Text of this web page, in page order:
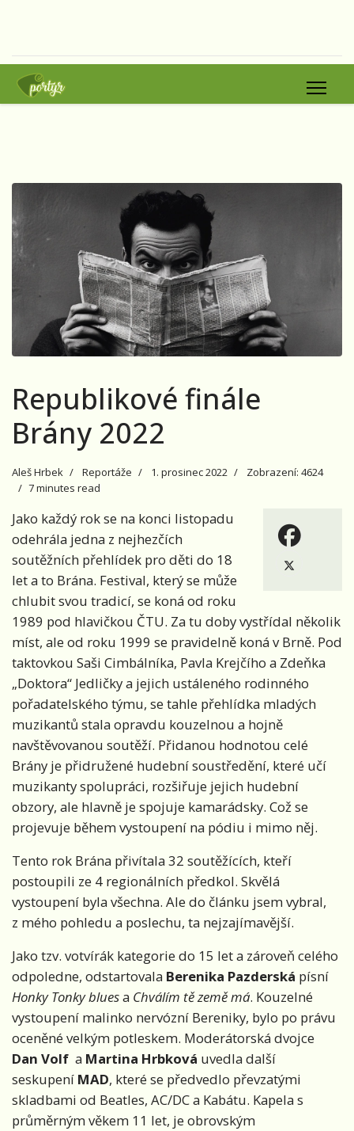
Republikové finále
Brány 2022
Aleš Hrbek Reportáže 1. prosinec 2022
Zobrazení: 4624
7 minutes read
Jako každý rok se na konci listopadu
odehrála jedna z nejhezčích
soutěžních přehlídek pro děti do 18
let a to Brána. Festival, který se může
chlubit svou tradicí, se koná od roku
1989 pod hlavičkou ČTU. Za tu doby vystřídal několik
míst, ale od roku 1999 se pravidelně koná v Brně. Pod
taktovkou Saši Cimbálníka, Pavla Krejčího a Zdeňka
„Doktora“ Jedličky a jejich ustáleného rodinného
pořadatelského týmu, se tahle přehlídka mladých
muzikantů stala opravdu kouzelnou a hojně
navštěvovanou soutěží. Přidanou hodnotou celé
Brány je přidružené hudební soustředění, které učí
muzikanty spolupráci, rozšiřuje jejich hudební
obzory, ale hlavně je spojuje kamarádsky. Což se
projevuje během vystoupení na pódiu i mimo něj.
Tento rok Brána přivítala 32 soutěžících, kteří
postoupili ze 4 regionálních předkol. Skvělá
vystoupení byla všechna. Ale do článku jsem vybral,
z mého pohledu a poslechu, ta nejzajímavější.
Jako tzv. votvírák kategorie do 15 let a zároveň celého
odpoledne, odstartovala Berenika Pazderská písní
Honky Tonky bluesa Chválím tě země má. Kouzelné
vystoupení malinko nervózní Bereniky, bylo po právu
oceněné velkým potleskem. Moderátorská dvojce
Dan Volf a Martina Hrbková uvedla další
seskupení MAD, které se předvedlo převzatými
skladbami od Beatles, AC/DC a Kabátu. Kapela s
průměrným věkem 11 let, je obrovským